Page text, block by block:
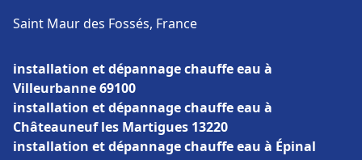
Saint Maur des Fossés, France
installation et dépannage chauffe eau à
Villeurbanne 69100
installation et dépannage chauffe eau à
Châteauneuf les Martigues 13220
installation et dépannage chauffe eau à Épinal